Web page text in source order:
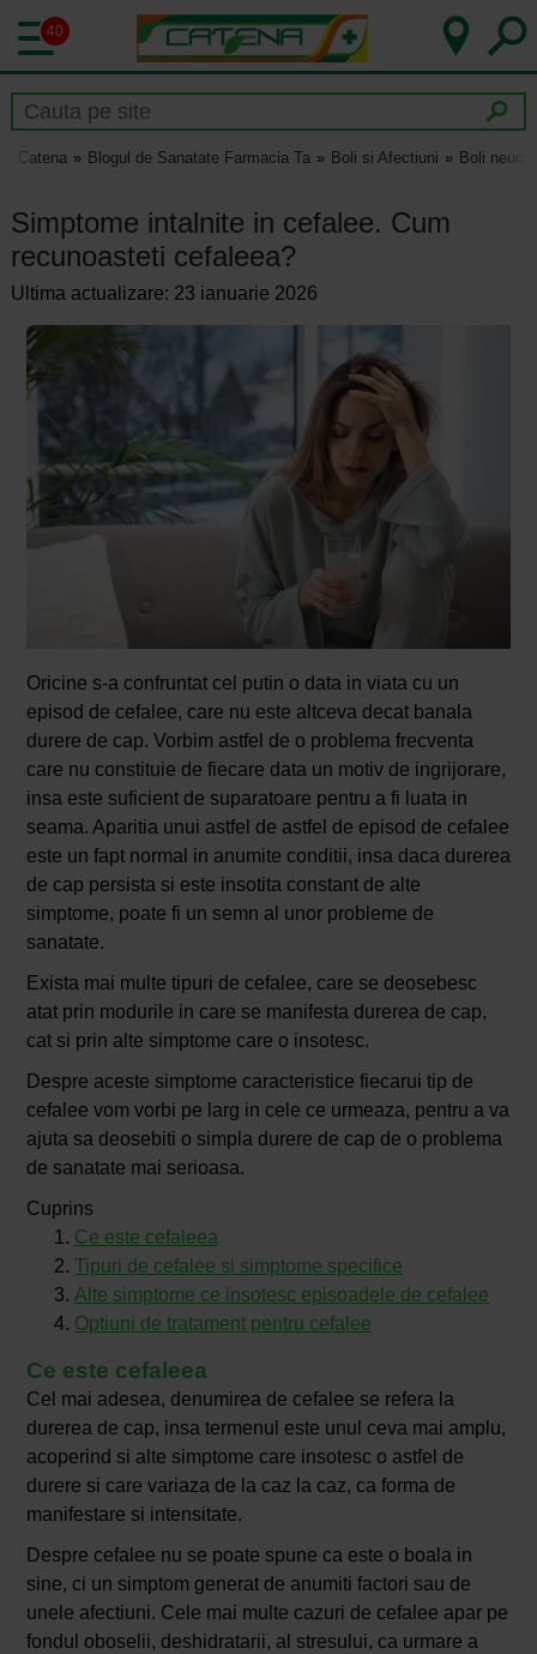
40
Catena Blogul de Sanatate Farmacia Ta Boli si Afectiuni Boli
Simptome intalnite in cefalee. Cum
recunoasteti cefaleea?
Ultima actualizare: 23 ianuarie 2026
Oricine s-a confruntat cel putin o data in viata cu un
episod de cefalee, care nu este altceva decat banala
durere de cap. Vorbim astfel de o problema frecventa
care nu constituie de fiecare data un motiv de ingrijorare,
insa este suficient de suparatoare pentru a fi luata in
seama. Aparitia unui astfel de astfel de episod de cefalee
este un fapt normal in anumite conditii, insa daca durerea
de cap persista si este insotita constant de alte
simptome, poate fi un semn al unor probleme de
sanatate.
Exista mai multe tipuri de cefalee, care se deosebesc
atat prin modurile in care se manifesta durerea de cap,
cat si prin alte simptome care o insotesc.
Despre aceste simptome caracteristice fiecarui tip de
cefalee vom vorbi pe larg in cele ce urmeaza, pentru a va
ajuta sa deosebiti o simpla durere de cap de o problema
de sanatate mai serioasa.
Cuprins
Ce este cefaleea
Tipuri de cefalee si simptome specifice
Alte simptome ce insotesc episoadele de cefalee
Optiuni de tratament pentru cefalee
Ce este cefaleea
Cel mai adesea, denumirea de cefalee se refera la
durerea de cap, insa termenul este unul ceva mai amplu,
acoperind si alte simptome care insotesc o astfel de
durere si care variaza de la caz la caz, ca forma de
manifestare si intensitate.
Despre cefalee nu se poate spune ca este o boala in
sine, ci un simptom generat de anumiti factori sau de
unele afectiuni. Cele mai multe cazuri de cefalee apar pe
fondul oboselii, deshidratarii, al stresului, ca urmare a